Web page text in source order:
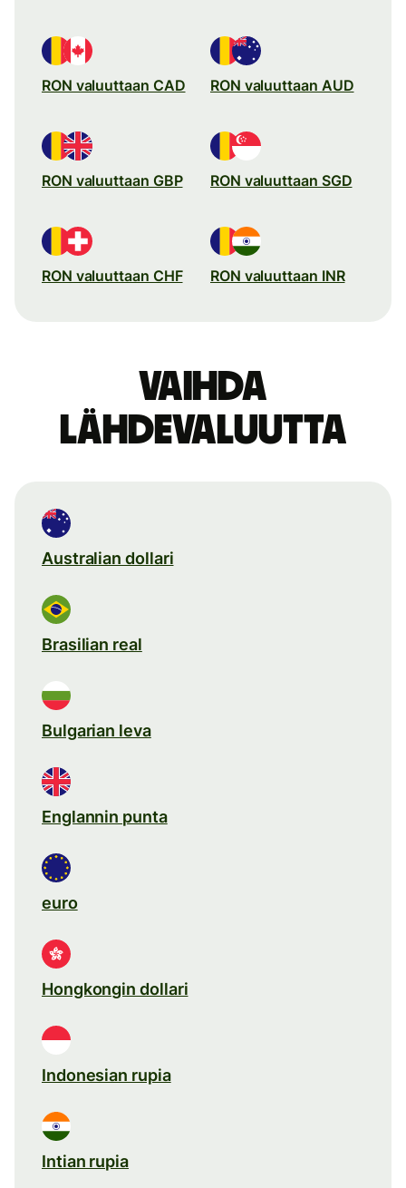
RON valuuttaan CAD RON valuuttaan AUD
RON valuuttaan GBP RON valuuttaan SGD
RON valuuttaan CHF RON valuuttaan INR
Vaihda
lähdevaluutta
Australian dollari
Brasilian real
Bulgarian leva
Englannin punta
euro
Hongkongin dollari
Indonesian rupia
Intian rupia